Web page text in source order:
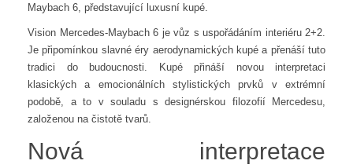
Maybach 6, představující luxusní kupé.
Vision Mercedes-Maybach 6 je vůz s uspořádáním interiéru 2+2.
Je připomínkou slavné éry aerodynamických kupé a přenáší tuto
tradici do budoucnosti. Kupé přináší novou interpretaci
klasických a emocionálních stylistických prvků v extrémní
podobě, a to v souladu s designérskou filozofií Mercedesu,
založenou na čistotě tvarů.
Nová interpretace